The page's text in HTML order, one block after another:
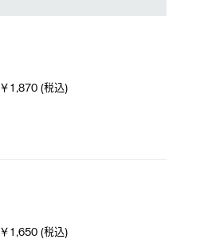
￥1,870 (税込)
￥1,650 (税込)